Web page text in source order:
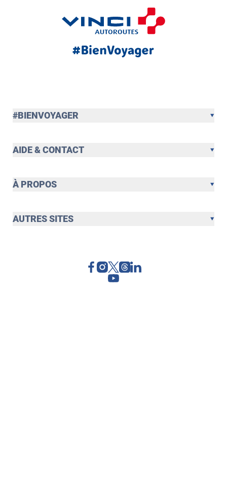
#BIENVOYAGER
AIDE & CONTACT
À PROPOS
AUTRES SITES